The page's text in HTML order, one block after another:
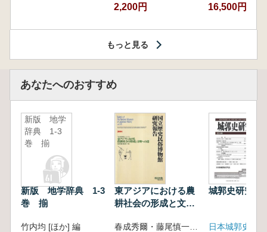
2,200円 16,500円
もっと見る
あなたへのおすすめ
新版 地学
辞典 1-3
巻 揃
新版 地学辞典 1-3
巻 揃
竹内均 [ほか] 編
東アジアにおける農
耕社会の形成と文明
城郭史研究